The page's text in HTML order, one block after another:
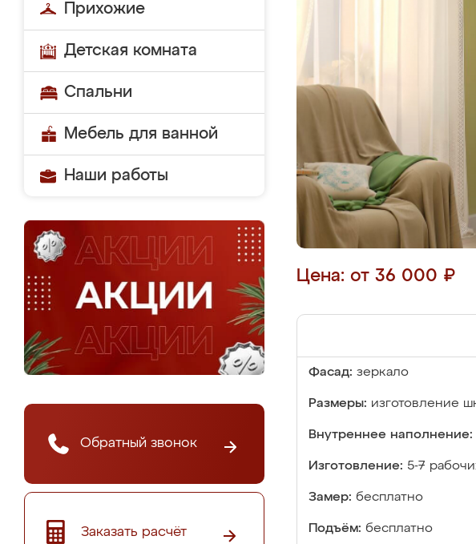
Прихожие
Детская комната
Спальни
Мебель для ванной
Наши работы
Обратный звонок
Заказать расчёт
Цена: от 36 000 ₽
Фасад: зеркало
Размеры: изготовление
Внутреннее наполнение:
Изготовление: 5-7
Замер: бесплатно
Подъём: бесплатно